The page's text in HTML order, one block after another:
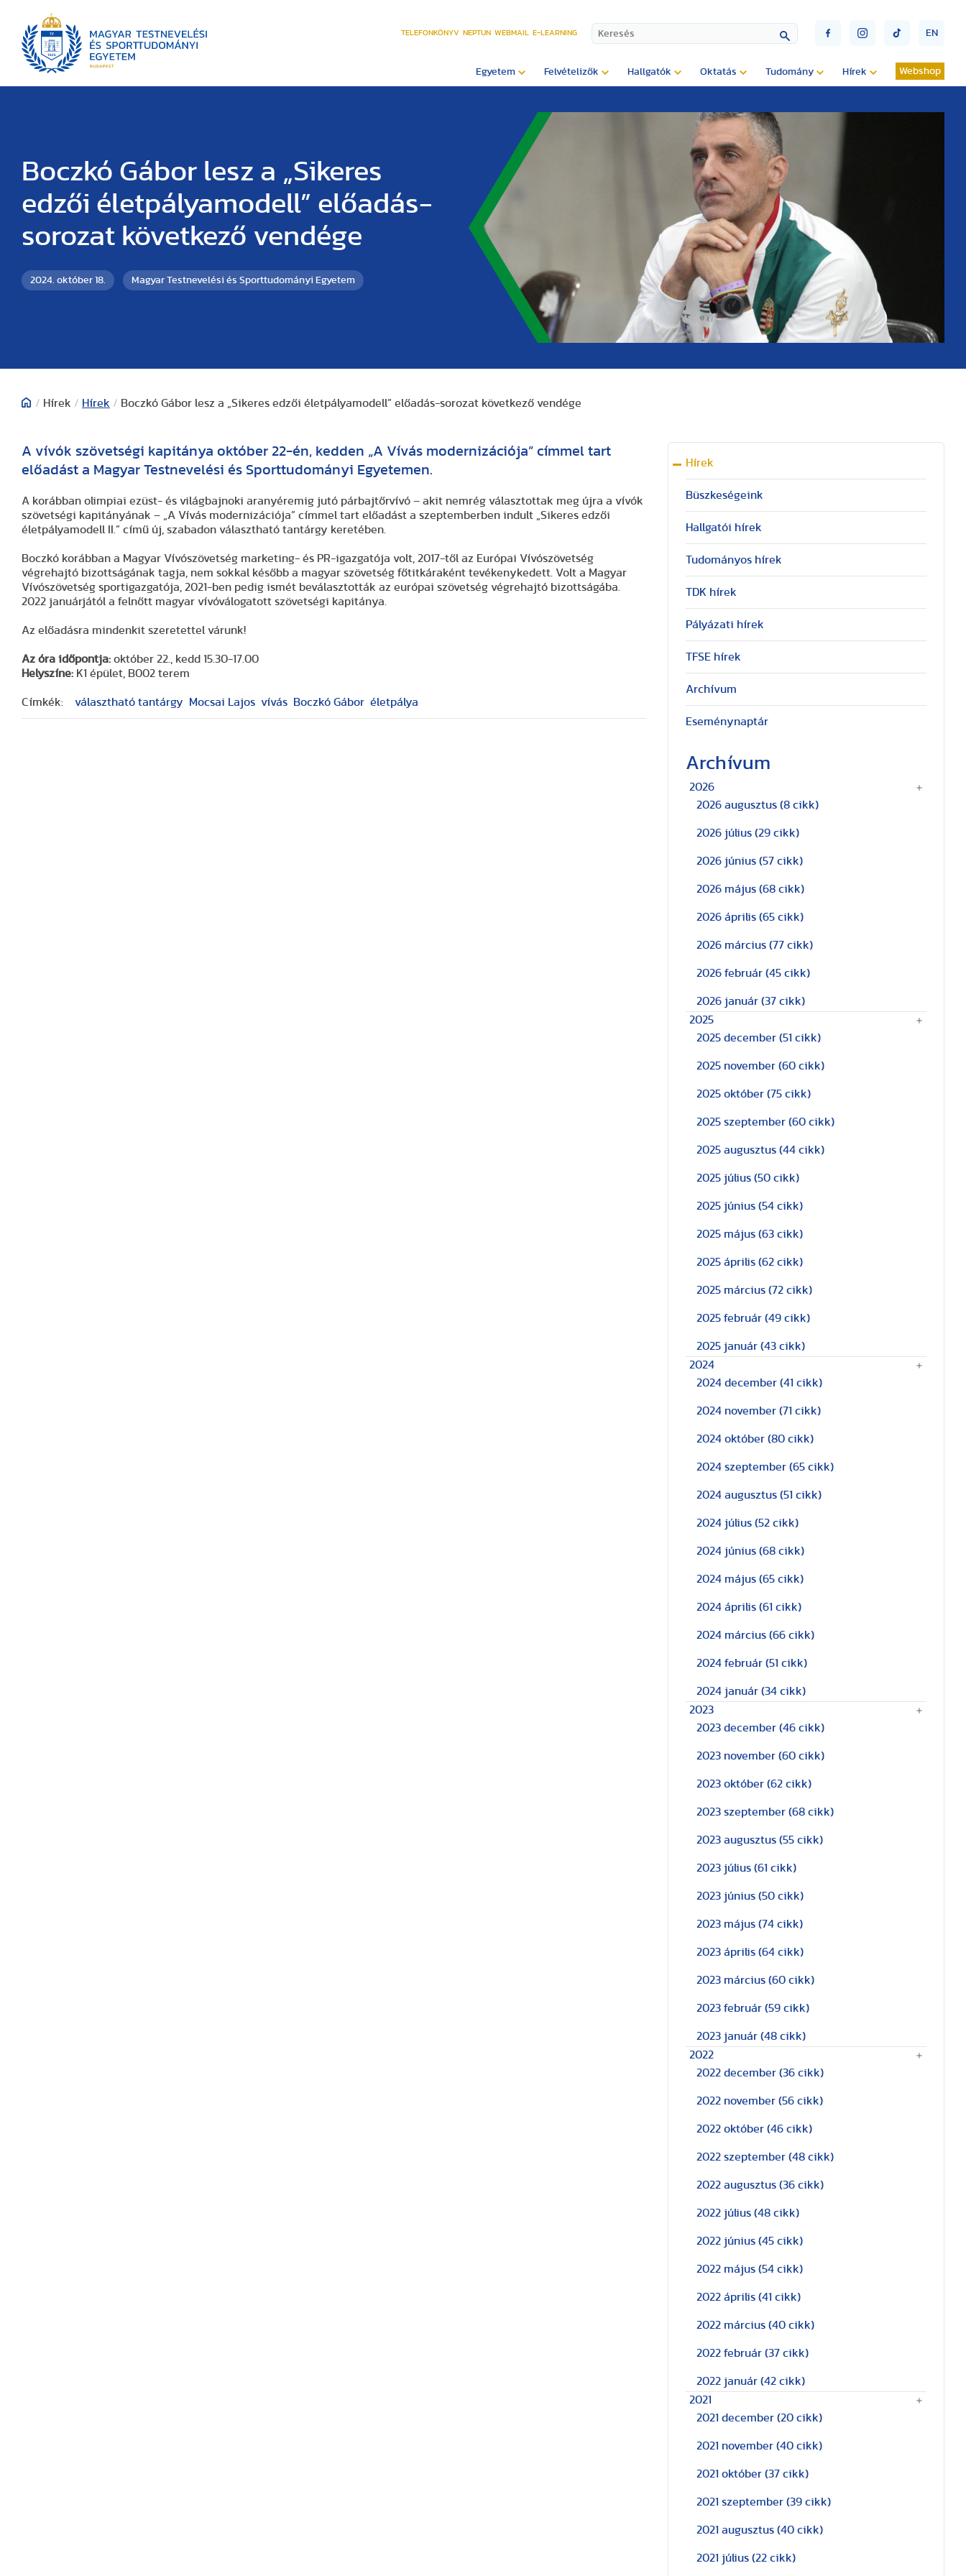
TELEFONKÖNYV NEPTUN WEBMAIL E-LEARNING EN
Egyetem Felvételizők Hallgatók Oktatás Tudomány Hírek Webshop
Boczkó Gábor lesz a „Sikeres
edzői életpályamodell” előadás-
sorozat következő vendége
2024. október 18. Magyar Testnevelési és Sporttudományi Egyetem
/ Hírek / Hírek / Boczkó Gábor lesz a „Sikeres edzői életpályamodell” előadás-sorozat következő vendége
A vívók szövetségi kapitánya október 22-én, kedden „A Vívás modernizációja” címmel tart
előadást a Magyar Testnevelési és Sporttudományi Egyetemen.
A korábban olimpiai ezüst- és világbajnoki aranyéremig jutó párbajtőrvívó – akit nemrég választottak meg újra a vívók
szövetségi kapitányának – „A Vívás modernizációja” címmel tart előadást a szeptemberben indult „Sikeres edzői
életpályamodell II.” című új, szabadon választható tantárgy keretében.
Boczkó korábban a Magyar Vívószövetség marketing- és PR-igazgatója volt, 2017-től az Európai Vívószövetség
végrehajtó bizottságának tagja, nem sokkal később a magyar szövetség főtitkáraként tevékenykedett. Volt a Magyar
Vívószövetség sportigazgatója, 2021-ben pedig ismét beválasztották az európai szövetség végrehajtó bizottságába.
2022 januárjától a felnőtt magyar vívóválogatott szövetségi kapitánya.
Az előadásra mindenkit szeretettel várunk!
Az óra időpontja: október 22., kedd 15.30-17.00
Helyszíne: K1 épület, B002 terem
Címkék: választható tantárgy Mocsai Lajos vívás Boczkó Gábor életpálya
Hírek
Büszkeségeink
Hallgatói hírek
Tudományos hírek
TDK hírek
Pályázati hírek
TFSE hírek
Archívum
Eseménynaptár
Archívum
2026
2026 augusztus (8 cikk)
2026 július (29 cikk)
2026 június (57 cikk)
2026 május (68 cikk)
2026 április (65 cikk)
2026 március (77 cikk)
2026 február (45 cikk)
2026 január (37 cikk)
2025
2025 december (51 cikk)
2025 november (60 cikk)
2025 október (75 cikk)
2025 szeptember (60 cikk)
2025 augusztus (44 cikk)
2025 július (50 cikk)
2025 június (54 cikk)
2025 május (63 cikk)
2025 április (62 cikk)
2025 március (72 cikk)
2025 február (49 cikk)
2025 január (43 cikk)
2024
2024 december (41 cikk)
2024 november (71 cikk)
2024 október (80 cikk)
2024 szeptember (65 cikk)
2024 augusztus (51 cikk)
2024 július (52 cikk)
2024 június (68 cikk)
2024 május (65 cikk)
2024 április (61 cikk)
2024 március (66 cikk)
2024 február (51 cikk)
2024 január (34 cikk)
2023
2023 december (46 cikk)
2023 november (60 cikk)
2023 október (62 cikk)
2023 szeptember (68 cikk)
2023 augusztus (55 cikk)
2023 július (61 cikk)
2023 június (50 cikk)
2023 május (74 cikk)
2023 április (64 cikk)
2023 március (60 cikk)
2023 február (59 cikk)
2023 január (48 cikk)
2022
2022 december (36 cikk)
2022 november (56 cikk)
2022 október (46 cikk)
2022 szeptember (48 cikk)
2022 augusztus (36 cikk)
2022 július (48 cikk)
2022 június (45 cikk)
2022 május (54 cikk)
2022 április (41 cikk)
2022 március (40 cikk)
2022 február (37 cikk)
2022 január (42 cikk)
2021
2021 december (20 cikk)
2021 november (40 cikk)
2021 október (37 cikk)
2021 szeptember (39 cikk)
2021 augusztus (40 cikk)
2021 július (22 cikk)